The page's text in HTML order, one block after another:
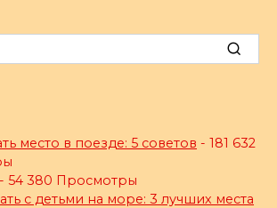
место в поезде: 5 советов - 181 632
- 54 380 Просмотры
с детьми на море: 3 лучших места